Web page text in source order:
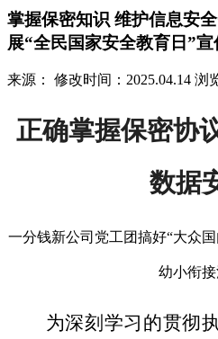
掌握保密知识 维护信息安
展“全民国家安全教育日”
来源： 修改时间：2025.04.14 浏
正确掌握保密协
数据
一分钱新公司党工团搞好“大众
幼小衔
为深刻学习的贯彻